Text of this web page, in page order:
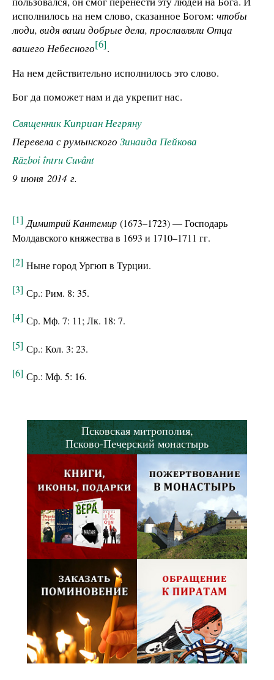
исполнилось на нем слово, сказанное Богом: чтобы
люди, видя ваши добрые дела, прославляли Отца
вашего Небесного[6].
На нем действительно исполнилось это слово.
Бог да поможет нам и да укрепит нас.
Священник Киприан Негряну
Перевела с румынского Зинаида Пейкова
Război întru Cuvânt
9 июня 2014 г.
[1] Димитрий Кантемир (1673–1723) — Господарь
Молдавского княжества в 1693 и 1710–1711 гг.
[2] Ныне город Ургюп в Турции.
[3] Ср.: Рим. 8: 35.
[4] Ср. Мф. 7: 11; Лк. 18: 7.
[5] Ср.: Кол. 3: 23.
[6] Ср.: Мф. 5: 16.
Псковская митрополия,
Псково-Печерский монастырь